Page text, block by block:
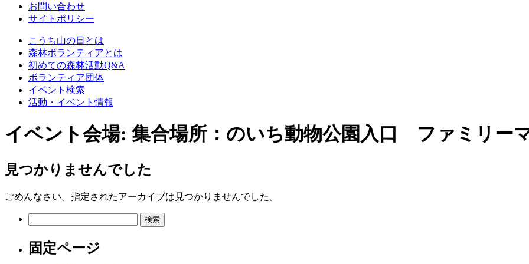
お問い合わせ
サイトポリシー
こうち山の日とは
森林ボランティアとは
初めての森林活動Q&A
ボランティア団体
イベント検索
活動・イベント情報
イベント会場: 集合場所：のいち動物公園入口 ファミリー
見つかりませんでした
ごめんなさい。指定されたアーカイブは見つかりませんでした。
固定ページ